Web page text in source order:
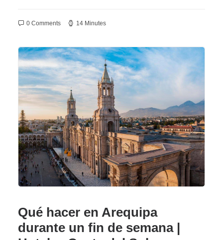
0 Comments 14 Minutes
Qué hacer en Arequipa
durante un fin de semana |